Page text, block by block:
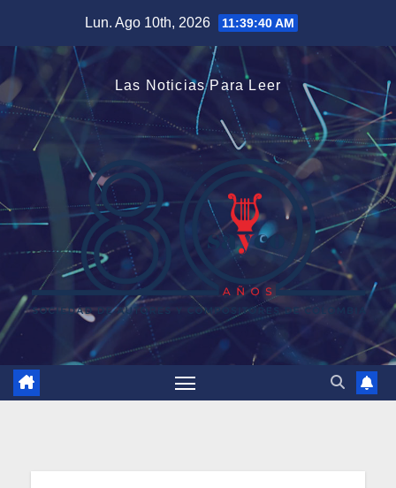
contenido
Lun. Ago 10th, 2026 11:39:40 AM
Las Noticias Para Leer